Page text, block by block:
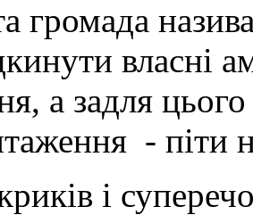
громада
власні
а задля
- піти
і